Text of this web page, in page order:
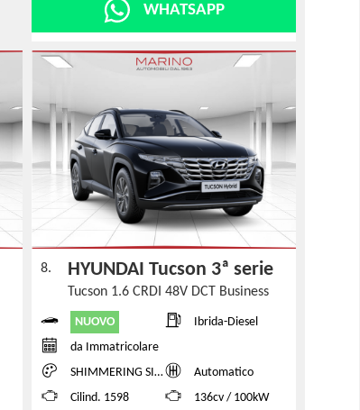
WHATSAPP
8. HYUNDAI Tucson 3ª serie
Tucson 1.6 CRDI 48V DCT Business
NUOVO
Ibrida-Diesel
da Immatricolare
SHIMMERING SILVER
Automatico
Cilind. 1598
136cv / 100kW